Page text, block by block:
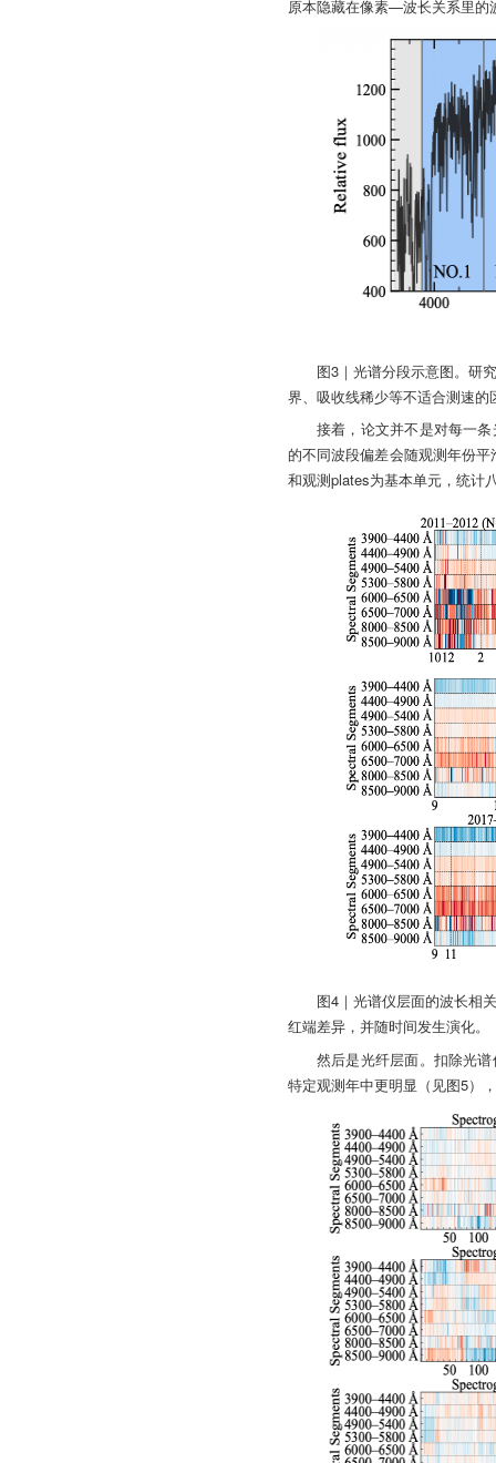
原本隐藏在像素—波长关系里的
图3｜光谱分段示意图。研
界、吸收线稀少等不适合测速的
接着，论文并不是对每一
的不同波段偏差会随观测年份
和观测plates为基本单元，统计
图4｜光谱仪层面的波长相
红端差异，并随时间发生演化。
然后是光纤层面。扣除光
特定观测年中更明显（见图5）